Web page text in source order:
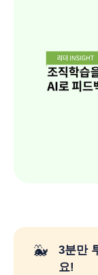
🐳
3분만
요!